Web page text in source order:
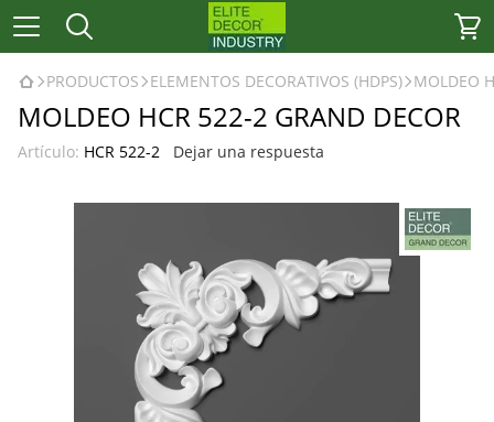
PRODUCTOS ELEMENTOS DECORATIVOS (HDPS) MOLDEO
MOLDEO HCR 522-2 GRAND DECOR
Artículo: HCR 522-2 Dejar una respuesta